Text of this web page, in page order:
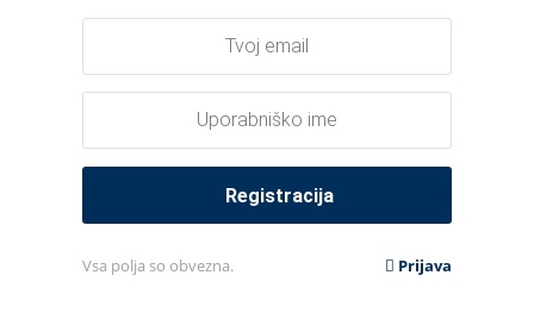
Vsa polja so obvezna. Prijava